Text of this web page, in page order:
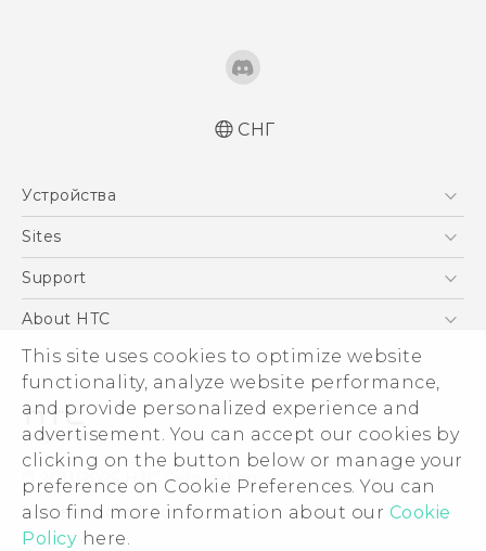
This site uses cookies to optimize website
functionality, analyze website performance,
and provide personalized experience and
advertisement. You can accept our cookies by
clicking on the button below or manage your
preference on Cookie Preferences. You can
also find more information about our Cookie
Policy here.
Русский - Руководство пользователя
соответствию стандартам
Қазақ - жұмысты бастау нұсқаулығы
ақпараты
English - Quick start guide
English - User manual
English - Safety and regulatory guide
СНГ
Устройства
5G
EXODUS
VIVE
Sites
HTC Dev
Support
ПОДДЕРЖКА
About HTC
ESG
Инвестирование
Политика конфиденциальности
Безопасность продуктов
Вакансии
Security and Privacy Whitepaper
© 2011-2026 HTC Corporation
Условия использования.